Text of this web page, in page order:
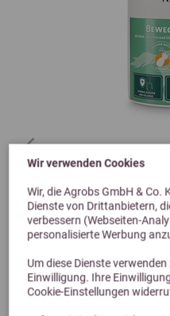
Wir verwenden Cookies
Wir, die Agrobs GmbH & Co.
Dienste von Drittanbietern,
verbessern (Webseiten-
personalisierte Werbung
Um diese Dienste
Einwilligung. Ihre
Cookie-Einstellungen
Nature's Best